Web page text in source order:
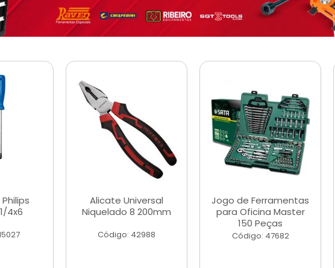
4x6
Alicate Universal
Niquelado 8 200mm
Código: 42988
Jogo de Ferramentas
para Oficina Master
150 Peças
Código: 47682